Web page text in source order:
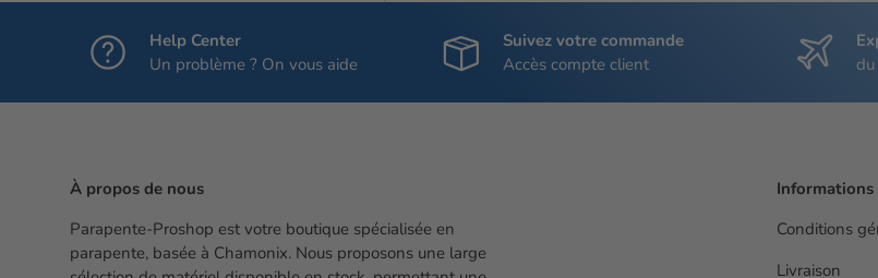
Help Center
Un problème ? On vous aide
Suivez votre commande
Accès compte client
À propos de nous
Parapente-Proshop est votre boutique spécialisée en
parapente, basée à Chamonix. Nous proposons une large
Informations
Conditions
Livraison